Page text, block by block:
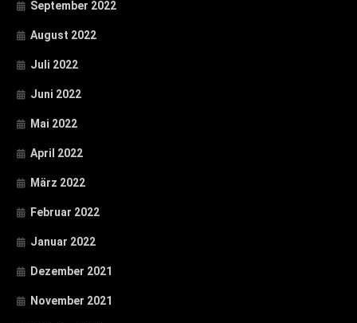
September 2022
August 2022
Juli 2022
Juni 2022
Mai 2022
April 2022
März 2022
Februar 2022
Januar 2022
Dezember 2021
November 2021